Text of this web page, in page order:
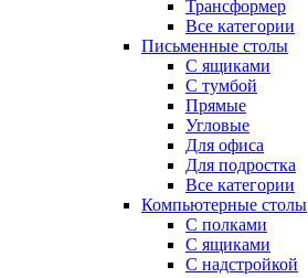
Трансформер
Все категории
Письменные столы
С ящиками
С тумбой
Прямые
Угловые
Для офиса
Для подростка
Все категории
Компьютерные столы
С полками
С ящиками
С надстройкой